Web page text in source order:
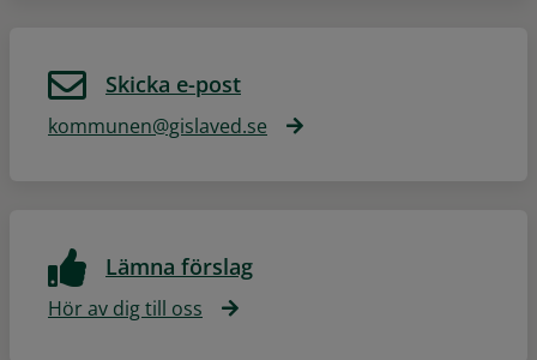
Skicka e-post
kommunen@gislaved.se
Lämna förslag
Hör av dig till oss